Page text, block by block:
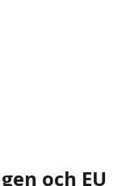
och EU